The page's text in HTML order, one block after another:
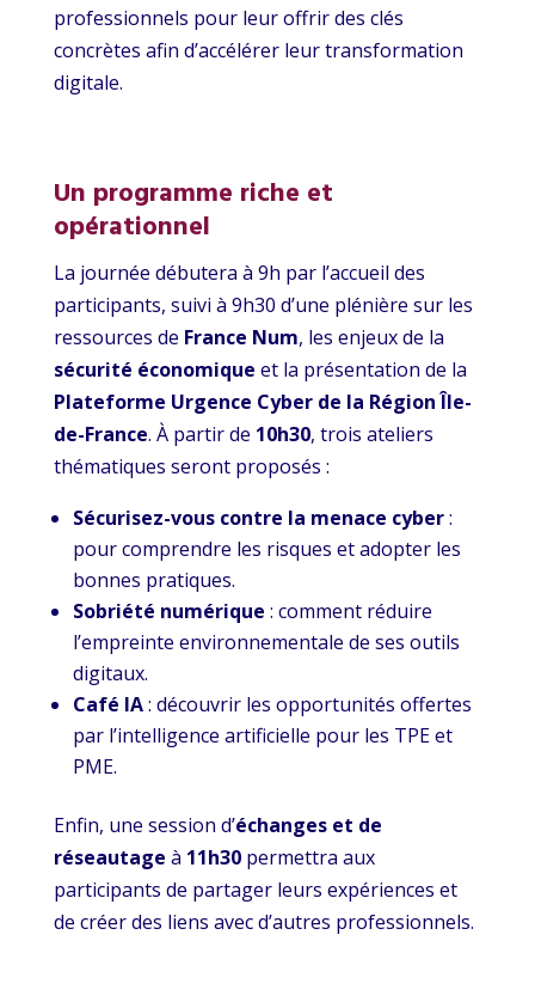
professionnels pour leur offrir des clés
concrètes afin d’accélérer leur transformation
digitale.
Un programme riche et
opérationnel
La journée débutera à 9h par l’accueil des
participants, suivi à 9h30 d’une plénière sur les
ressources de France Num, les enjeux de la
sécurité économique et la présentation de la
Plateforme Urgence Cyber de la Région Île-
de-France. À partir de 10h30, trois ateliers
thématiques seront proposés :
Sécurisez-vous contre la menace cyber:
pour comprendre les risques et adopter les
bonnes pratiques.
Sobriété numérique : comment réduire
l’empreinte environnementale de ses outils
digitaux.
Café IA: découvrir les opportunités offertes
par l’intelligence artificielle pour les TPE et
PME.
Enfin, une session d’échanges et de
réseautage à 11h30permettra aux
participants de partager leurs expériences et
de créer des liens avec d’autres professionnels.